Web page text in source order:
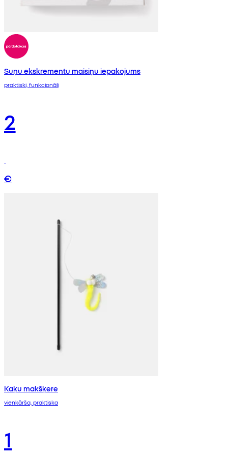
Suņu ekskrementu maisiņu iepakojums
praktiski, funkcionāli
2
€
Kaķu makšķere
vienkārša, praktiska
1